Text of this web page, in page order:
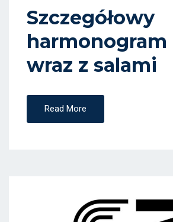
O
N
Szczegółowy
wraz z salami
Read More